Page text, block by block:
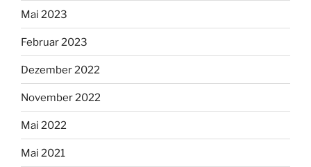
Mai 2023
Februar 2023
Dezember 2022
November 2022
Mai 2022
Mai 2021